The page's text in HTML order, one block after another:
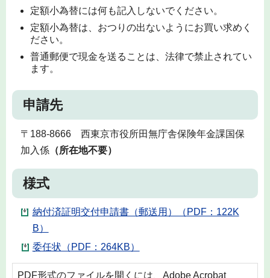
定額小為替には何も記入しないでください。
定額小為替は、おつりの出ないようにお買い求めく
ださい。
普通郵便で現金を送ることは、法律で禁止されてい
ます。
申請先
〒188-8666 西東京市役所田無庁舎保険年金課国保
加入係（所在地不要）
様式
納付済証明交付申請書（郵送用）（PDF：122K
B）
委任状（PDF：264KB）
PDF形式のファイルを開くには、Adobe Acrobat